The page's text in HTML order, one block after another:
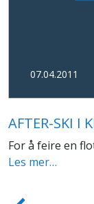
07.04.2011
AFTER-SKI I
For å feire en
Les mer…